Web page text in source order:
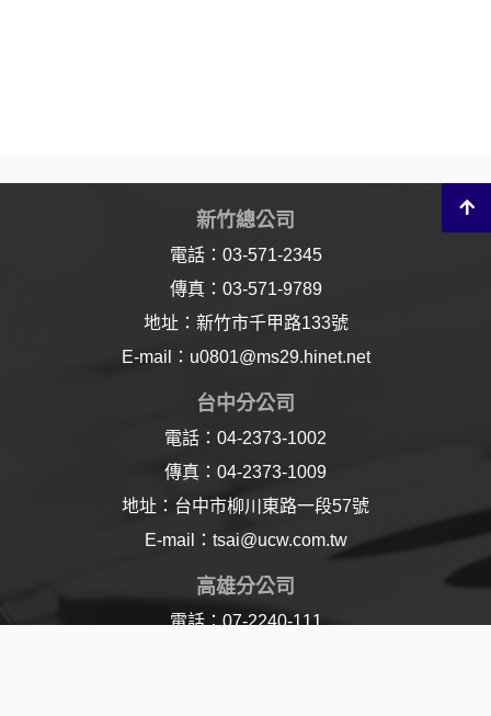
新竹總公司
電話：03-571-2345
傳真：03-571-9789
地址：新竹市千甲路133號
E-mail：u0801@ms29.hinet.net
台中分公司
電話：04-2373-1002
傳真：04-2373-1009
地址：台中市柳川東路一段57號
E-mail：tsai@ucw.com.tw
高雄分公司
電話：07-2240-111